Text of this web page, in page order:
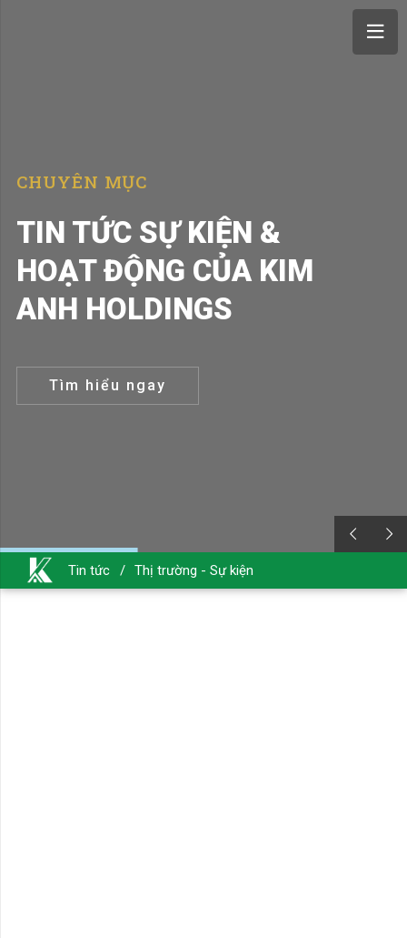
TIN TỨC SỰ KIỆN &
HOẠT ĐỘNG CỦA KIM
ANH HOLDINGS
CHUYÊN MỤC
Tìm hiểu ngay
Tin tức / Thị trường - Sự kiện